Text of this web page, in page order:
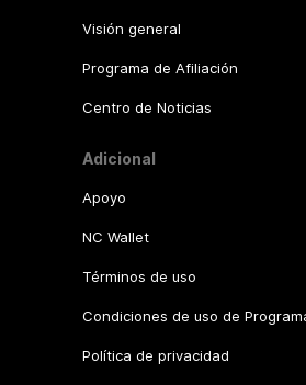
Visión general
Programa de Afiliación
Centro de Noticias
Adicional
Apoyo
NC Wallet
Términos de uso
Condiciones de uso de
Política de privacidad